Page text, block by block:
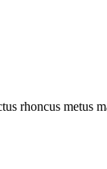
rhoncus metus